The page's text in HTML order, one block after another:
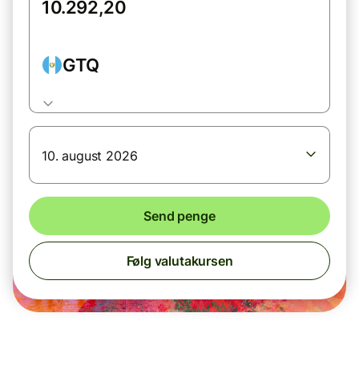
GTQ
10. august 2026
Send penge
Følg valutakursen